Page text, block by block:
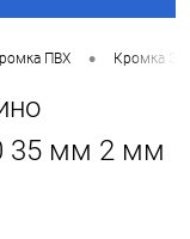
ПВХ • Кромка
35 мм 2 мм